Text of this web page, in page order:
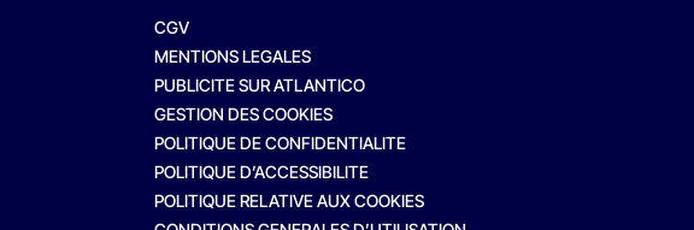
CGV
MENTIONS LEGALES
PUBLICITE SUR ATLANTICO
GESTION DES COOKIES
POLITIQUE DE CONFIDENTIALITE
POLITIQUE D’ACCESSIBILITE
POLITIQUE RELATIVE AUX COOKIES